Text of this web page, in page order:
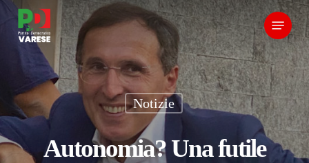
Skip
main
Menu
Notizie
Autonomia? Una futile